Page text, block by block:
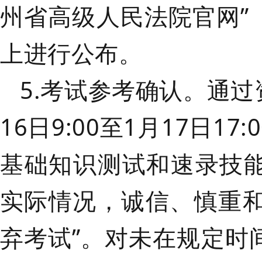
州省高级人民法院官网”
上进行公布。
5.考试参考确认。 通过
16日9:00至1月17日
基础知识测试和速录技
实际情况，诚信、慎重
弃考试”。对未在规定